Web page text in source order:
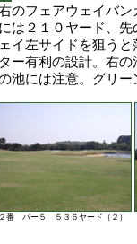
のフェアウェイバ
は２１０ヤード、
イ左サイドを狙う
ー有利の設計。右
池には注意。グリ
番 パー５ ５３６ヤード（２）